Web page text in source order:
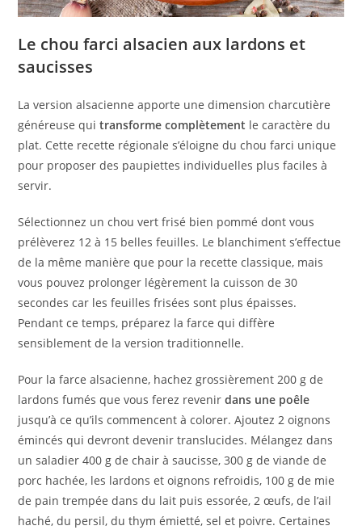
Le chou farci alsacien aux lardons et
saucisses
La version alsacienne apporte une dimension charcutière
généreuse quitransforme complètement le caractère du
plat. Cette recette régionale s’éloigne du chou farci unique
pour proposer des paupiettes individuelles plus faciles à
servir.
Sélectionnez un chou vert frisé bien pommé dont vous
prélèverez 12 à 15 belles feuilles. Le blanchiment s’effectue
de la même manière que pour la recette classique, mais
vous pouvez prolonger légèrement la cuisson de 30
secondes car les feuilles frisées sont plus épaisses.
Pendant ce temps, préparez la farce qui diffère
sensiblement de la version traditionnelle.
Pour la farce alsacienne, hachez grossièrement 200 g de
lardons fumés que vous ferez revenirdans une poêle
jusqu’à ce qu’ils commencent à colorer. Ajoutez 2 oignons
émincés qui devront devenir translucides. Mélangez dans
un saladier 400 g de chair à saucisse, 300 g de viande de
porc hachée, les lardons et oignons refroidis, 100 g de mie
de pain trempée dans du lait puis essorée, 2 œufs, de l’ail
haché, du persil, du thym émietté, sel et poivre. Certaines